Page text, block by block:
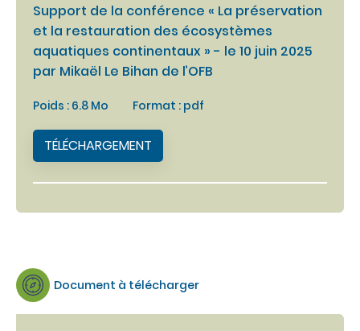
Support de la conférence « La préservation
et la restauration des écosystèmes
aquatiques continentaux » - le 10 juin 2025
par Mikaël Le Bihan de l’OFB
Poids : 6.8 Mo Format : pdf
TÉLÉCHARGEMENT
Document à télécharger